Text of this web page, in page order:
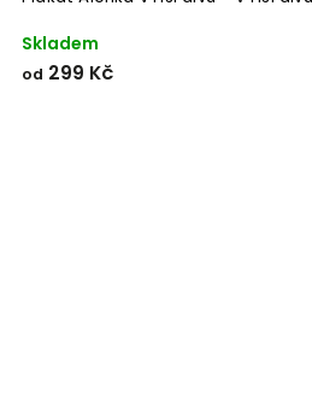
Skladem
od 299 Kč